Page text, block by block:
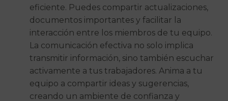
eficiente. Puedes compartir actualizaciones,
documentos importantes y facilitar la
interacción entre los miembros de tu equipo.
La comunicación efectiva no solo implica
transmitir información, sino también escuchar
activamente a tus trabajadores. Anima a tu
equipo a compartir ideas y sugerencias,
creando un ambiente de confianza y